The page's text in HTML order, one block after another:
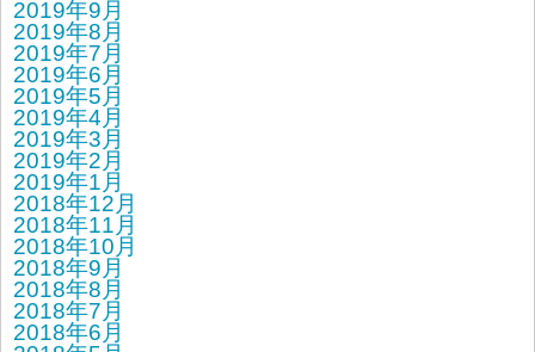
2019年9月
2019年8月
2019年7月
2019年6月
2019年5月
2019年4月
2019年3月
2019年2月
2019年1月
2018年12月
2018年11月
2018年10月
2018年9月
2018年8月
2018年7月
2018年6月